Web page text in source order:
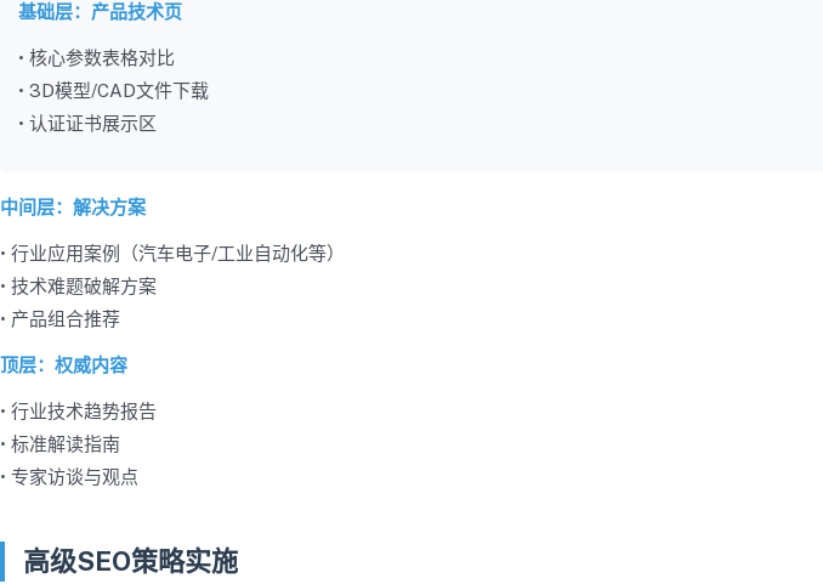
基础层：产品技术页
• 核心参数表格对比
• 3D模型/CAD文件下载
• 认证证书展示区
中间层：解决方案
• 行业应用案例（汽车电子/工业自动化等）
• 技术难题破解方案
• 产品组合推荐
顶层：权威内容
• 行业技术趋势报告
• 标准解读指南
• 专家访谈与观点
高级SEO策略实施